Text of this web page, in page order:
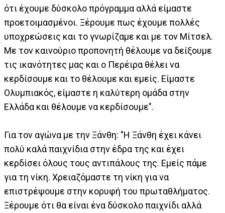
ότι έχουμε δύσκολο πρόγραμμα αλλά είμαστε
προετοιμασμένοι. Ξέρουμε πως έχουμε πολλές
υποχρεώσεις και το γνωρίζαμε και με τον Μίτσελ.
Με τον καινούριο προπονητή θέλουμε να δείξουμε
τις ικανότητες μας και ο Περέιρα θέλει να
κερδίσουμε και το θέλουμε και εμείς. Είμαστε
Ολυμπιακός, είμαστε η καλύτερη ομάδα στην
Ελλάδα και θέλουμε να κερδίσουμε".
Για τον αγώνα με την Ξάνθη: "Η Ξάνθη έχει κάνει
πολύ καλά παιχνίδια στην έδρα της και έχει
κερδίσει όλους τους αντιπάλους της. Εμείς πάμε
για τη νίκη. Χρειαζόμαστε τη νίκη για να
επιστρέψουμε στην κορυφή του πρωταθλήματος.
Ξέρουμε ότι θα είναι ένα δύσκολο παιχνίδι αλλά